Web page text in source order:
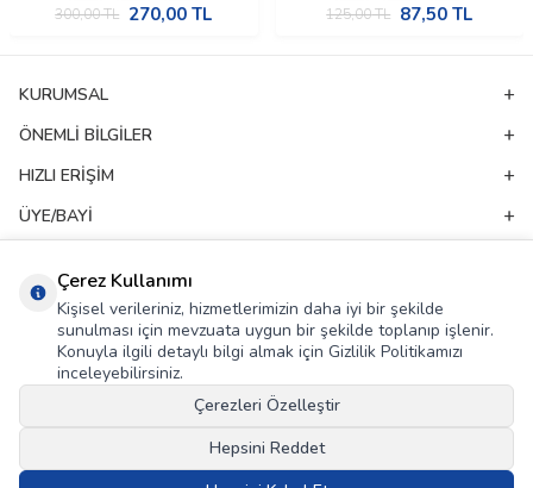
300,00TL 270,00 TL 125,00TL 87,50 TL
KURUMSAL
ÖNEMLI BILGILER
HIZLI ERIŞIM
ÜYE/BAYI
E-Bülten Aboneliği
Kampanya ve yeniliklerden haberdar olmak için e-bültenimize abone olun!
, Okudum, Kabul Ediyorum.
Çerez Kullanımı
Kişisel verileriniz, hizmetlerimizin daha iyi bir şekilde
sunulması için mevzuata uygun bir şekilde toplanıp işlenir.
Konuyla ilgili detaylı bilgi almak için Gizlilik Politikamızı
inceleyebilirsiniz.
Çerezleri Özelleştir
Hepsini Reddet